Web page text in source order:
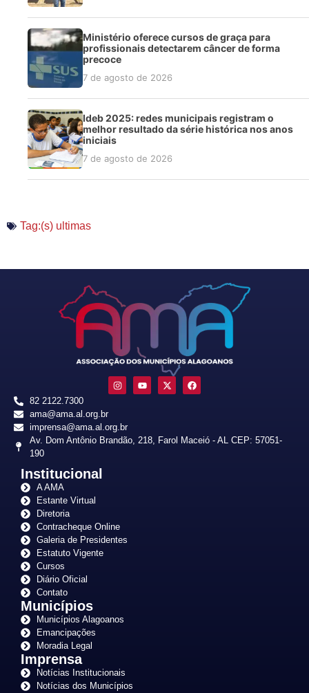
Ministério oferece cursos de graça para
profissionais detectarem câncer de forma
precoce
7 de agosto de 2026
Ideb 2025: redes municipais registram o
melhor resultado da série histórica nos anos
iniciais
7 de agosto de 2026
Tag:(s) ultimas
82 2122.7300
ama@ama.al.org.br
imprensa@ama.al.org.br
Av. Dom Antônio Brandão, 218, Farol Maceió - AL CEP: 57051-
190
Institucional
A AMA
Estante Virtual
Diretoria
Contracheque Online
Galeria de Presidentes
Estatuto Vigente
Cursos
Diário Oficial
Contato
Municípios
Municípios Alagoanos
Emancipações
Moradia Legal
Imprensa
Notícias Institucionais
Notícias dos Municípios